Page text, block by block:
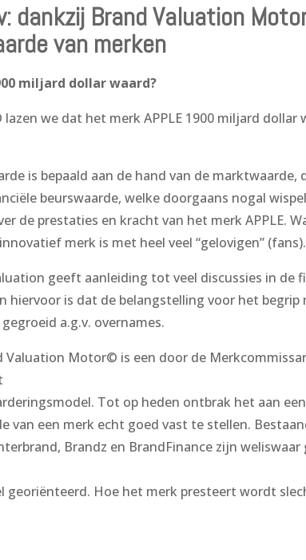
dankzij Brand Valuation
van merken
miljard dollar waard?
lazen we dat het merk APPLE 1900 miljard
is bepaald aan de hand van de
beurswaarde, welke doorgaans nogal
de prestaties en kracht van het merk APPLE.
merk is met heel veel “gelovigen” (fans).
geeft aanleiding tot veel discussies in de
hiervoor is dat de belangstelling voor het
a.g.v. overnames.
Valuation Motor© is een door de
Tot op heden ontbrak het aan
van een merk echt goed vast te stellen.
Brandz en BrandFinance zijn
georiënteerd. Hoe het merk presteert wordt